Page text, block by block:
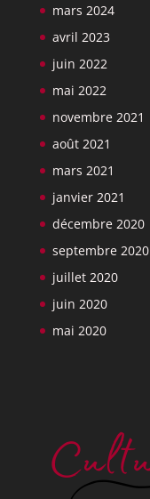
mars 2024
avril 2023
juin 2022
mai 2022
novembre 2021
août 2021
mars 2021
janvier 2021
décembre 2020
septembre 2020
juillet 2020
juin 2020
mai 2020